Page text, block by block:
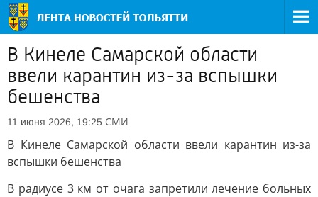
В Кинеле Самарской области
ввели карантин из-за вспышки
бешенства
11 июня 2026, 19:25 СМИ
В Кинеле Самарской области ввели карантин из-за
вспышки бешенства
В радиусе 3 км от очага запретили лечение больных